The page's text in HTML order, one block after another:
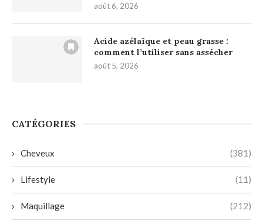
août 6, 2026
Acide azélaïque et peau grasse :
comment l’utiliser sans assécher
août 5, 2026
CATÉGORIES
Cheveux (381)
Lifestyle (11)
Maquillage (212)